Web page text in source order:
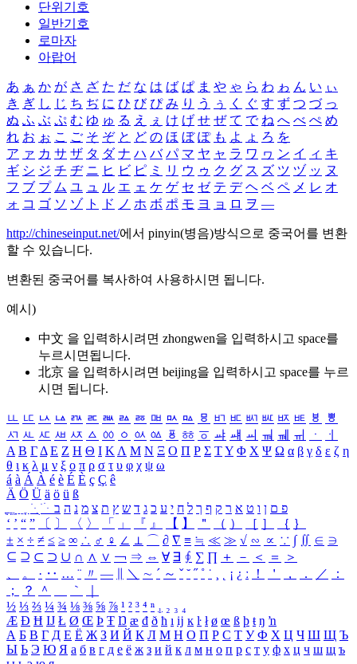
단위기호
일반기호
로마자
아랍어
あ ぁ か が さ ざ た だ な は ば ぱ ま や ゃ ら わ ゎ ん い ぃ
き ぎ し じ ち ぢ に ひ び ぴ み り う ぅ く ぐ す ず つ づ っ
ぬ ふ ぶ ぷ む ゆ ゅ る え ぇ け げ せ ぜ て で ね へ べ ぺ め
れ お ぉ こ ご そ ぞ と ど の ほ ぼ ぽ も よ ょ ろ を
ア ァ カ サ ザ タ ダ ナ ハ バ パ マ ヤ ャ ラ ワ ヮ ン イ ィ キ
ギ シ ジ チ ヂ ニ ヒ ビ ピ ミ リ ウ ゥ ク グ ス ズ ツ ヅ ッ ヌ
フ ブ プ ム ユ ュ ル エ ェ ケ ゲ セ ゼ テ デ ヘ ベ ペ メ レ オ
ォ コ ゴ ソ ゾ ト ド ノ ホ ボ ポ モ ヨ ョ ロ ヲ ―
http://chineseinput.net/에서 pinyin(병음)방식으로 중국어를 변환
할 수 있습니다.
변환된 중국어를 복사하여 사용하시면 됩니다.
예시)
中文 을 입력하시려면 zhongwen을 입력하시고 space를
누르시면됩니다.
北京 을 입력하시려면 beijing을 입력하시고 space를 누르
시면 됩니다.
ㅥ ㅦ ㅧ ㅨ ㅩ ㅪ ㅫ ㅬ ㅭ ㅮ ㅯ ㅰ ㅱ ㅲ ㅳ ㅴ ㅵ ㅶ ㅷ ㅸ
ㅹ
ㅺ ㅻ ㅼ ㅽ ㅾ ㅿ ㆀ ㆁ ㆂ ㆃ ㆄ ㆅ ㆆ ㆇ ㆈ ㆉ ㆊ ㆋ ㆌ ㆍ
ㆎ
Α Β ΓΔ Ε Ζ Η Θ Ι ΚΛ Μ Ν Ξ Ο Π Ρ Σ ΤΥ Φ Χ Ψ Ω α β γ δ ε ζ η
θ ι κ λ μ ν ξ ο π ρ σ τ υ φ χ ψ ω
á à Á À é è É È ç Ç ê
Ä Ö Ü ä ö ü ß
ִֶֹ ֻּ ׁׂ פ ם ן ו ט א ר ק ף ך ל ח י ע כ ג ד ש ץ ת צ מ נ ה ב
‘ ’ “ ” 〔 〕 〈 〉 「 」 『 』 【 】 ＂ （ ） ［ ］ ｛ ｝
± × ÷ ≠ ≤ ≥ ∞ ∴ ♂ ♀ ∠ ⊥ ⌒ ∂ ∇ ≡ ≒ ≪ ≫ √ ∽ ∝ ∵ ∫ ∬ ∈ ∋
⊆ ⊇ ⊂ ⊃ ∪ ∩ ∧ ∨ ￢ ⇒ ⇔ ∀ ∃ ∮ ∑ ∏ ＋ － ＜ ＝
＞
、
。 · ‥ … ¨ 〃 ― ＼ ∼ ´ ～ ˇ ˘ ˝ ˚ ˙ ¸ ¡ ¿ ː ！ ＇ ， ． ／
：
；
？ ＾ ｀
½ ⅓ ⅔ ¼ ¾ ⅛ ⅜ ⅝ ⅞ ¹ ² ³ ⁴ ⁿ ₁ ₂ ₃ ₄
Æ Ð Ħ Ĳ Ł Ø Œ Þ Ŧ Ŋ æ đ ð ħ ı ĳ ĸ ŀ ł ø œ ß þ ŧ ŋ ŉ
А Б В Г Д Е Ё Ж З И Й К Л М Н О П Р С Т У Ф Х Ц Ч Ш Щ Ъ
Ы Ь Э Ю Я а б в г д е ё ж з и й к л м н о п р с т у ф х ц ч ш щ ъ